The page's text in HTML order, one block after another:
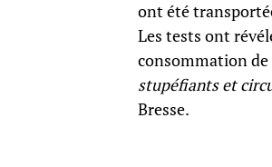
ont été
Les tests ont
consommation
stupéfiants et
Bresse.